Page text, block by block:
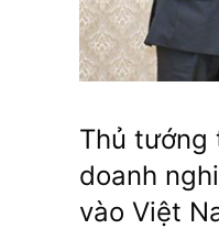
Thủ tướng
doanh
vào Việt